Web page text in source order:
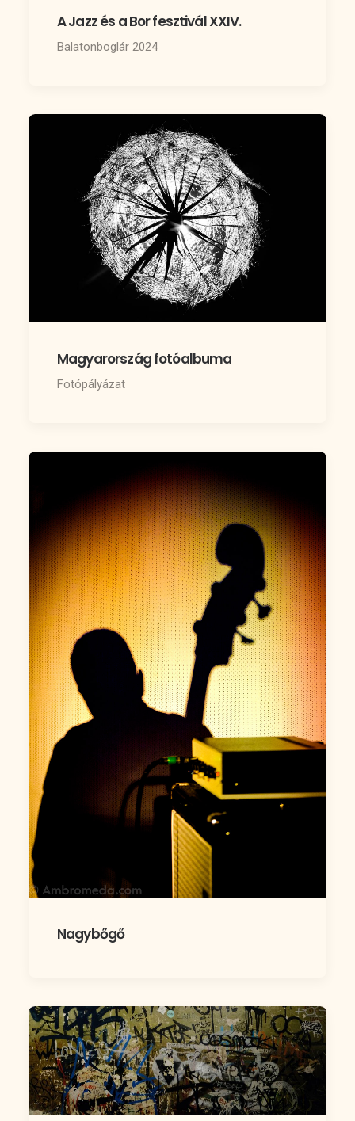
A Jazz és a Bor fesztivál XXIV.
Balatonboglár 2024
Magyarország fotóalbuma
Fotópályázat
Nagybőgő